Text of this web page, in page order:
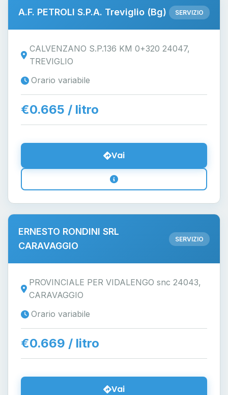
A.F. PETROLI S.P.A. Treviglio (Bg) SERVIZIO
CALVENZANO S.P.136 KM 0+320 24047,
TREVIGLIO
Orario variabile
€0.665 / litro
Vai
ERNESTO RONDINI SRL
CARAVAGGIO
SERVIZIO
PROVINCIALE PER VIDALENGO snc 24043,
CARAVAGGIO
Orario variabile
€0.669 / litro
Vai